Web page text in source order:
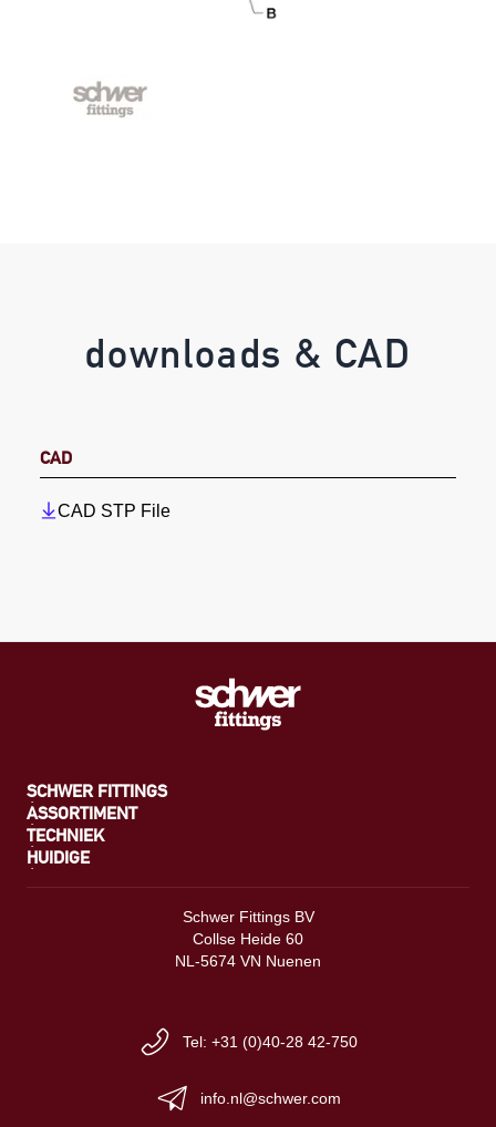
downloads & CAD
CAD
CAD STP File
SCHWER FITTINGS
ASSORTIMENT
TECHNIEK
HUIDIGE
Schwer Fittings BV
Collse Heide 60
NL-5674 VN Nuenen
Tel: +31 (0)40-28 42-750
info.nl@schwer.com